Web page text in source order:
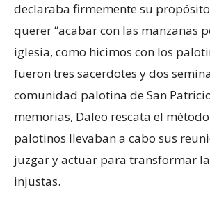
declaraba firmemente su
querer “acabar con las manzanas
iglesia, como hicimos con los
fueron tres sacerdotes y dos
comunidad palotina de San
memorias, Daleo rescata el
palotinos llevaban a cabo sus
juzgar y actuar para transformar
injustas.